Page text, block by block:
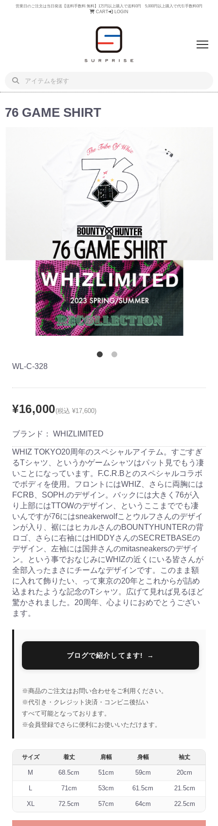
営業日のご注文は当日発送【送料手数料 無料】1万円以上購入で送料0円 5,000円以上購入で代引手数料0円
CART LOGIN
76 GAME SHIRT
WL-C-328
¥16,000(税込 ¥17,600)
ブランド： WHIZLIMITED
WHIZ TOKYO20周年のスペシャルアイテム。すごすぎ
るTシャツ、というかゲームシャツはパット見でもう凄
いことになっています。F.C.R.Bとのスペシャルコラボ
でボディを使用。フロントにはWHIZ、さらに両胸には
FCRB、SOPH.のデザイン。バックには大きく76が入
り上部にはTTOWのデザイン、というここまででも凄
いんですが76にはsneakerwolfことウルフさんのデザイ
ンが入り、裾にはヒカルさんのBOUNTYHUNTERの背
ロゴ、さらに右袖にはHIDDYさんのSECRETBASEの
デザイン、左袖には国井さんのmitasneakersのデザイ
ン。という事でおなじみにWHIZの近くにいる皆さんが
全部入ったまさにチームなデザインです。このまま額
に入れて飾りたい、って東京の20年とこれからが詰め
込まれたような記念のTシャツ。広げて見れば見るほど
驚かされました。20周年、心よりにおめでとうござい
ます。
ブログで紹介してます!
※商品のご注文はお問い合わせをご利用ください。
※代引き・クレジット決済・コンビニ後払い
すべて可能となっております。
※会員登録でさらに便利にお使いいただけます。
サイズ 着丈 肩幅 身幅 袖丈
M 68.5cm 51cm 59cm 20cm
L 71cm 53cm 61.5cm 21.5cm
XL 72.5cm 57cm 64cm 22.5cm